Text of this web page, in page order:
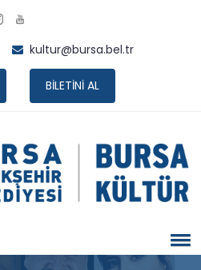
kultur@bursa.bel.tr
BİLETİNİ AL